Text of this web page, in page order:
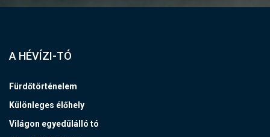
A HÉVÍZI-TÓ
Fürdőtörténelem
Különleges élőhely
Világon egyedülálló tó